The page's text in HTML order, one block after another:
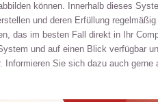
können. Innerhalb dieses
und deren Erfüllung
das im besten Fall direkt in Ihr
und auf einen Blick verfügbar
Sie sich dazu auch